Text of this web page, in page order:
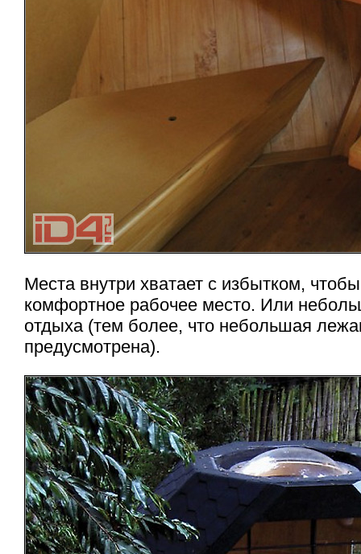
Места внутри хватает с избытком,
комфортное рабочее место. Или
отдыха (тем более, что небольшая
предусмотрена).